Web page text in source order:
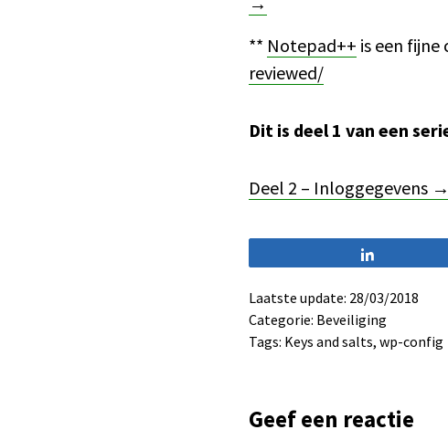
** Notepad++ is een fijne
reviewed/
Dit is deel 1 van een
Deel 2 – Inloggegevens →
Laatste update: 28/03/2018
Categorie: Beveiliging
Tags: Keys and salts, wp-config
Geef een reactie